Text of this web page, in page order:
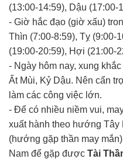
(13:00-14:59), Dậu (17:00-
- Giờ hắc đạo (giờ xấu)
Thìn (7:00-8:59), Tỵ (9:00-
(19:00-20:59), Hợi (21:00-
- Ngày hôm nay, xung
Ất Mùi, Kỷ Dậu. Nên cẩn
làm các công việc lớn.
- Để có nhiều niềm vui,
xuất hành theo hướng
(hướng gặp thần may
Nam để gặp được Tài